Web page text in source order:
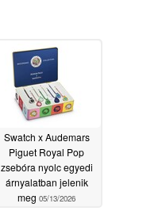
Swatch x Audemars
Piguet Royal Pop
zsebóra nyolc egyedi
árnyalatban jelenik
meg 05/13/2026